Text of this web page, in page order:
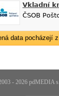
Vkladní
ČSOB
data pocházejí
- 2026 pdMEDIA